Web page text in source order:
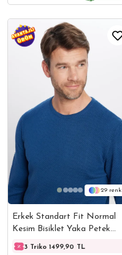
29
Erkek Standart Fit Normal
Kesim Bisiklet Yaka Petek
Desenli İndigo Triko Kazak
3 Triko 1499,90 TL